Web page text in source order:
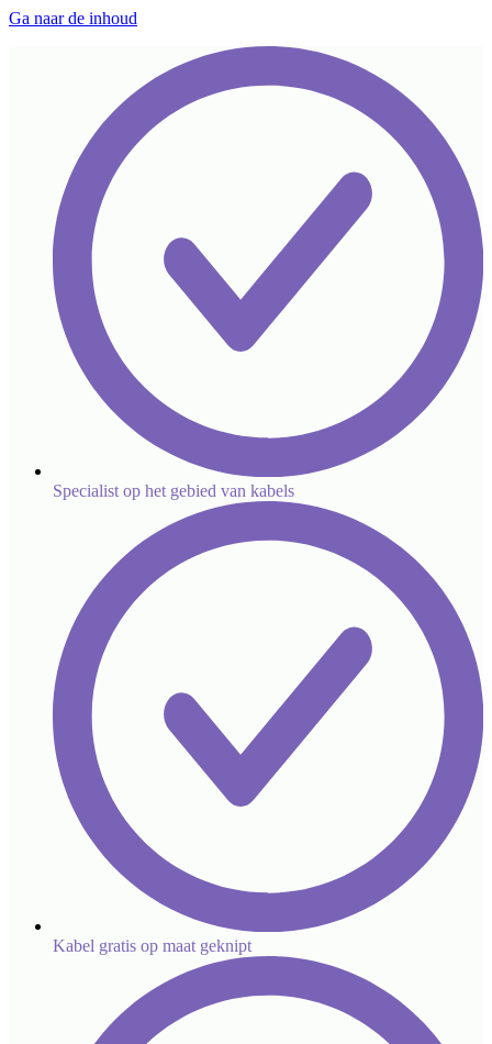
Ga naar de inhoud
Specialist op het gebied van kabels
Kabel gratis op maat geknipt